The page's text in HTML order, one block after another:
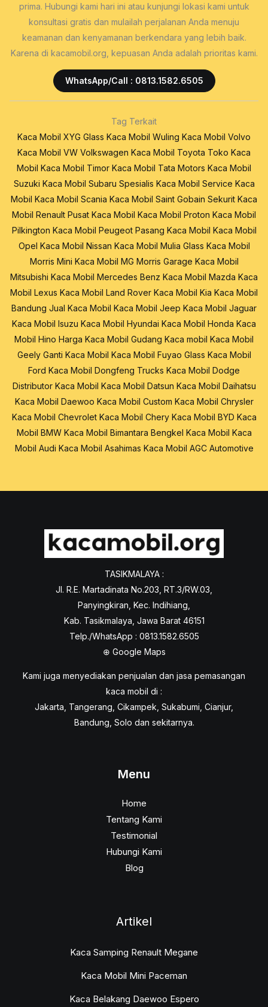
prima. Hubungi kami hari ini atau kunjungi lokasi kami untuk
konsultasi gratis dan mulailah perjalanan Anda menuju
keamanan dan kenyamanan berkendara yang lebih baik.
Karena di kacamobil.org, kepuasan Anda adalah prioritas kami.
WhatsApp/Call : 0813.1582.6505
Tag Terkait
Kaca Mobil XYG Glass Kaca Mobil Wuling Kaca Mobil Volvo
Kaca Mobil VW Volkswagen Kaca Mobil Toyota Toko Kaca
Mobil Kaca Mobil Timor Kaca Mobil Tata Motors Kaca Mobil
Suzuki Kaca Mobil Subaru Spesialis Kaca Mobil Service Kaca
Mobil Kaca Mobil Scania Kaca Mobil Saint Gobain Sekurit Kaca
Mobil Renault Pusat Kaca Mobil Kaca Mobil Proton Kaca Mobil
Pilkington Kaca Mobil Peugeot Pasang Kaca Mobil Kaca Mobil
Opel Kaca Mobil Nissan Kaca Mobil Mulia Glass Kaca Mobil
Morris Mini Kaca Mobil MG Morris Garage Kaca Mobil
Mitsubishi Kaca Mobil Mercedes Benz Kaca Mobil Mazda Kaca
Mobil Lexus Kaca Mobil Land Rover Kaca Mobil Kia Kaca Mobil
Bandung Jual Kaca Mobil Kaca Mobil Jeep Kaca Mobil Jaguar
Kaca Mobil Isuzu Kaca Mobil Hyundai Kaca Mobil Honda Kaca
Mobil Hino Harga Kaca Mobil Gudang Kaca mobil Kaca Mobil
Geely Ganti Kaca Mobil Kaca Mobil Fuyao Glass Kaca Mobil
Ford Kaca Mobil Dongfeng Trucks Kaca Mobil Dodge
Distributor Kaca Mobil Kaca Mobil Datsun Kaca Mobil Daihatsu
Kaca Mobil Daewoo Kaca Mobil Custom Kaca Mobil Chrysler
Kaca Mobil Chevrolet Kaca Mobil Chery Kaca Mobil BYD Kaca
Mobil BMW Kaca Mobil Bimantara Bengkel Kaca Mobil Kaca
Mobil Audi Kaca Mobil Asahimas Kaca Mobil AGC Automotive
TASIKMALAYA :
Jl. R.E. Martadinata No.203, RT.3/RW.03,
Panyingkiran, Kec. Indihiang,
Kab. Tasikmalaya, Jawa Barat 46151
Telp./WhatsApp : 0813.1582.6505
⊕ Google Maps
Kami juga menyediakan penjualan dan jasa pemasangan
kaca mobil di :
Jakarta, Tangerang, Cikampek, Sukabumi, Cianjur,
Bandung, Solo dan sekitarnya.
Menu
Home
Tentang Kami
Testimonial
Hubungi Kami
Blog
Artikel
Kaca Samping Renault Megane
Kaca Mobil Mini Paceman
Kaca Belakang Daewoo Espero